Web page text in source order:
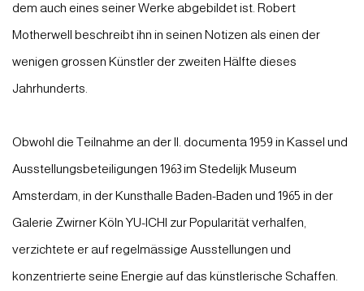
dem auch eines seiner Werke abgebildet ist. Robert
Motherwell beschreibt ihn in seinen Notizen als einen der
wenigen grossen Künstler der zweiten Hälfte dieses
Jahrhunderts.
Obwohl die Teilnahme an der II. documenta 1959 in Kassel und
Ausstellungsbeteiligungen 1963 im Stedelijk Museum
Amsterdam, in der Kunsthalle Baden-Baden und 1965 in der
Galerie Zwirner Köln YU-ICHI zur Popularität verhalfen,
verzichtete er auf regelmässige Ausstellungen und
konzentrierte seine Energie auf das künstlerische Schaffen.